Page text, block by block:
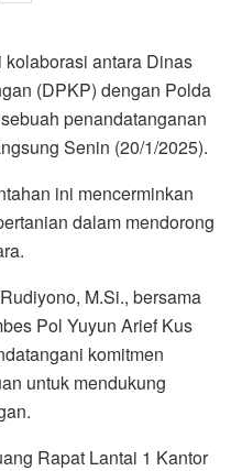
antara Dinas
(DPKP) dengan Polda
penandatanganan
Senin (20/1/2025).
ini mencerminkan
dalam mendorong
M.Si., bersama
Pol Yuyun Arief Kus
komitmen
untuk mendukung
Rapat Lantai 1 Kantor